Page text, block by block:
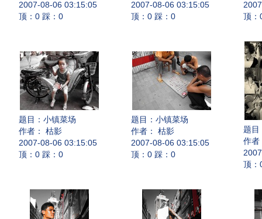
2007-08-06 03:15:05
顶：0 踩：0
2007-08-06 03:15:05
顶：0 踩：0
顶：
题目： 小镇菜场
作者： 枯影
2007-08-06 03:15:05
顶：0 踩：0
题目： 小镇菜场
作者： 枯影
2007-08-06 03:15:05
顶：0 踩：0
题目
作者
顶：